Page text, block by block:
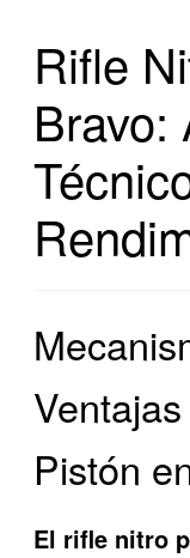
Rifle
Bravo:
Pistón
El rifle nitro